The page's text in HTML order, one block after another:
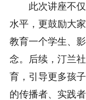
此次讲座不
水平，更鼓励大
教育一个学生、
念。后续，汀兰
育，引导更多孩
的传播者、实践